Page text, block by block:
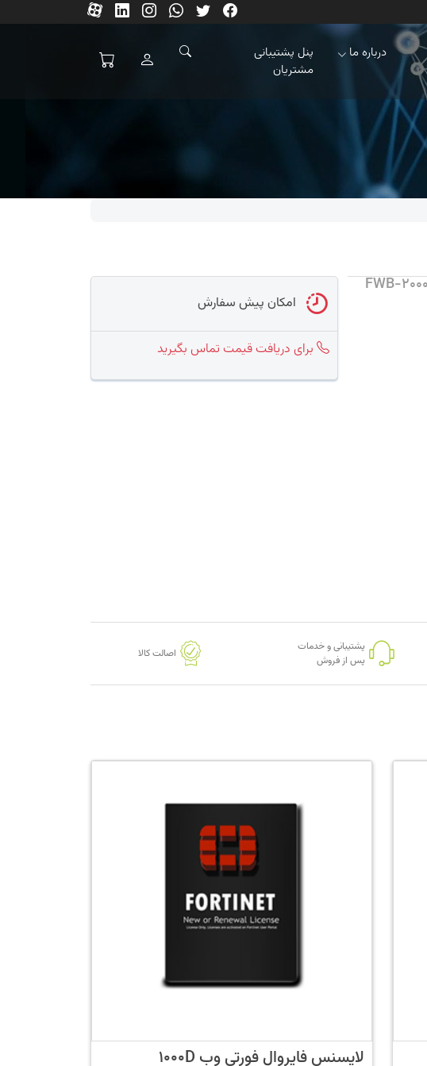
درباره ما
پنل پشتیبانی
مشتریان
امکان پیش سفارش
برای دریافت قیمت تماس بگیرید
پشتیبانی و خدمات
پس از فروش
اصالت کالا
لایسنس فایروال فورتی وب 1000D